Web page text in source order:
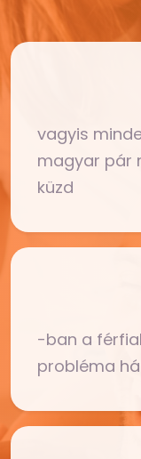
vagyis
magyar pár
küzd
-ban a
probléma